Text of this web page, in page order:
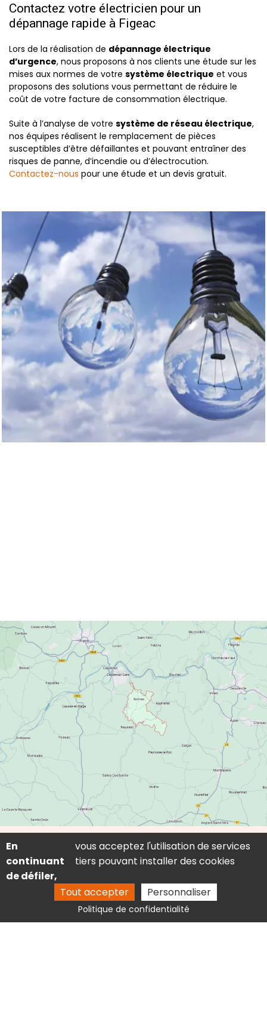
Contactez votre électricien pour un
dépannage rapide à Figeac
Lors de la réalisation de dépannage électrique
d’urgence, nous proposons à nos clients une étude sur les
mises aux normes de votre système électrique et vous
proposons des solutions vous permettant de réduire le
coût de votre facture de consommation électrique.
Suite à l’analyse de votre système de réseau électrique,
nos équipes réalisent le remplacement de pièces
susceptibles d’être défaillantes et pouvant entraîner des
risques de panne, d’incendie ou d’électrocution.
Contactez-nous pour une étude et un devis gratuit.
1006 route de la salière, 12700 Sonnac
06 09 85 58 85
En
continuant
de défiler,
vous acceptez l'utilisation de services
tiers pouvant installer des cookies
Tout accepter Personnaliser
Politique de confidentialité